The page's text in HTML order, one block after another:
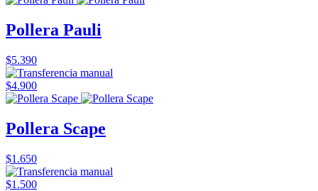
Pollera Pauli
$5.390
$4.900
Pollera Scape
$1.650
$1.500